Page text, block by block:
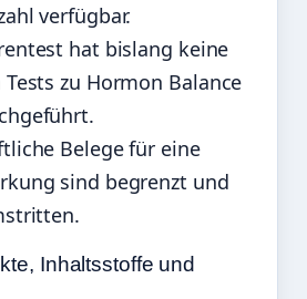
verfügbar.
hat bislang keine
zu Hormon Balance
Belege für eine
sind begrenzt und
Inhaltsstoffe und